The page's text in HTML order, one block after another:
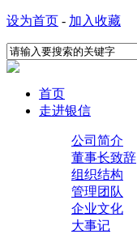
设为首页 - 加入收藏
首页
走进银信
公司简介
董事长致辞
组织结构
管理团队
企业文化
大事记